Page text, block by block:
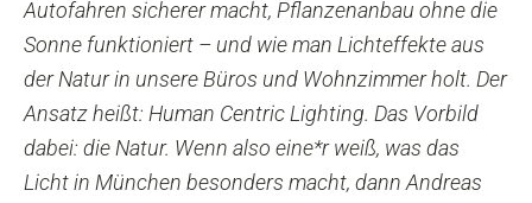
Autofahren sicherer macht, Pflanzenanbau ohne die
Sonne funktioniert – und wie man Lichteffekte aus
der Natur in unsere Büros und Wohnzimmer holt. Der
Ansatz heißt: Human Centric Lighting. Das Vorbild
dabei: die Natur. Wenn also eine*r weiß, was das
Licht in München besonders macht, dann Andreas